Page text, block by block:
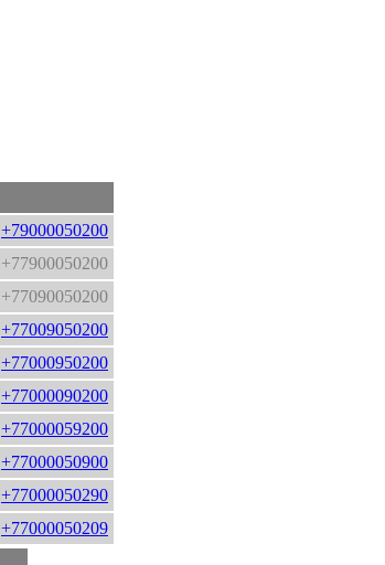
+79000050200
+77900050200
+77090050200
+77009050200
+77000950200
+77000090200
+77000059200
+77000050900
+77000050290
+77000050209